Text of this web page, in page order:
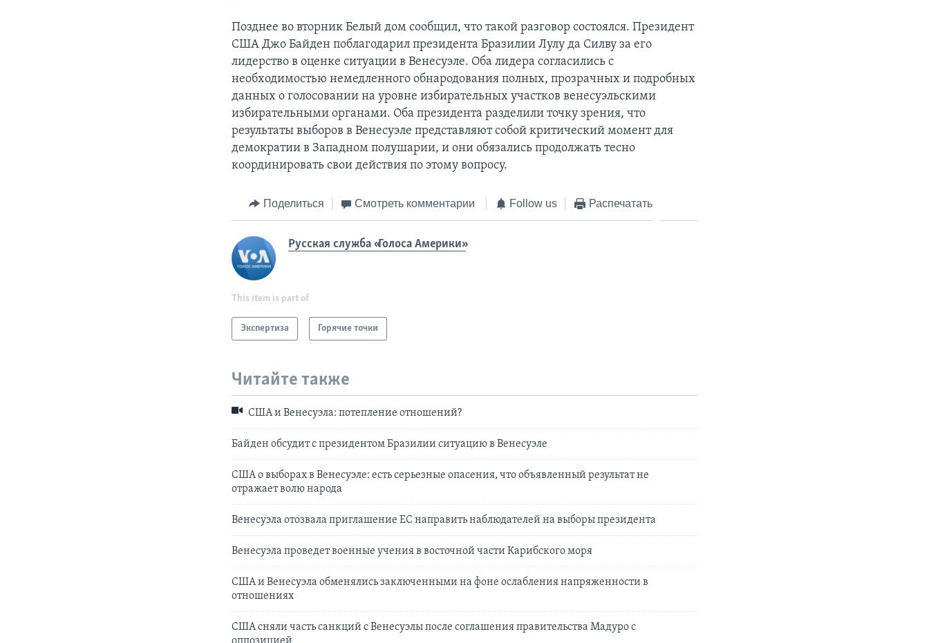
Позднее во вторник Белый дом сообщил, что такой разговор состоялся. Президент
США Джо Байден поблагодарил президента Бразилии Лулу да Силву за его
лидерство в оценке ситуации в Венесуэле. Оба лидера согласились с
необходимостью немедленного обнародования полных, прозрачных и подробных
данных о голосовании на уровне избирательных участков венесуэльскими
избирательными органами. Оба президента разделили точку зрения, что
результаты выборов в Венесуэле представляют собой критический момент для
демократии в Западном полушарии, и они обязались продолжать тесно
координировать свои действия по этому вопросу.
Поделиться Смотреть комментарии Follow us Распечатать
Русская служба «Голоса Америки»
This item is part of
Экспертиза Горячие точки
Читайте также
США и Венесуэла: потепление отношений?
Байден обсудит с президентом Бразилии ситуацию в Венесуэле
США о выборах в Венесуэле: есть серьезные опасения, что объявленный результат не
отражает волю народа
Венесуэла отозвала приглашение ЕС направить наблюдателей на выборы президента
Венесуэла проведет военные учения в восточной части Карибского моря
США и Венесуэла обменялись заключенными на фоне ослабления напряженности в
отношениях
США сняли часть санкций с Венесуэлы после соглашения правительства Мадуро с